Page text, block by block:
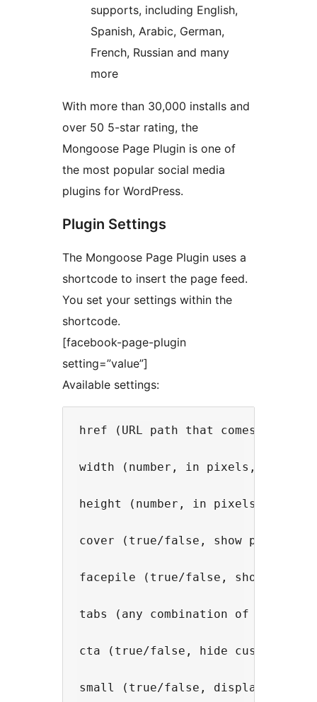
supports, including English,
Spanish, Arabic, German,
French, Russian and many
more
With more than 30,000 installs and
over 50 5-star rating, the
Mongoose Page Plugin is one of
the most popular social media
plugins for WordPress.
Plugin Settings
The Mongoose Page Plugin uses a
shortcode to insert the page feed.
You set your settings within the
shortcode.
[facebook-page-plugin
setting=”value”]
Available settings:
href (URL path that comes after
width (number, in pixels,
height (number, in pixels,
cover (true/false, show page
facepile (true/false, show
tabs (any combination of [posts,
cta (true/false, hide custom
small (true/false, display small